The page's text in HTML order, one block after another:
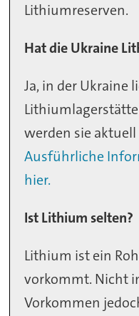
Lithiumreserven.
Hat die Ukraine
Ja, in der Ukraine
werden sie
Ausführliche
hier.
Ist Lithium selten?
Lithium ist ein
vorkommt. Nicht
Vorkommen